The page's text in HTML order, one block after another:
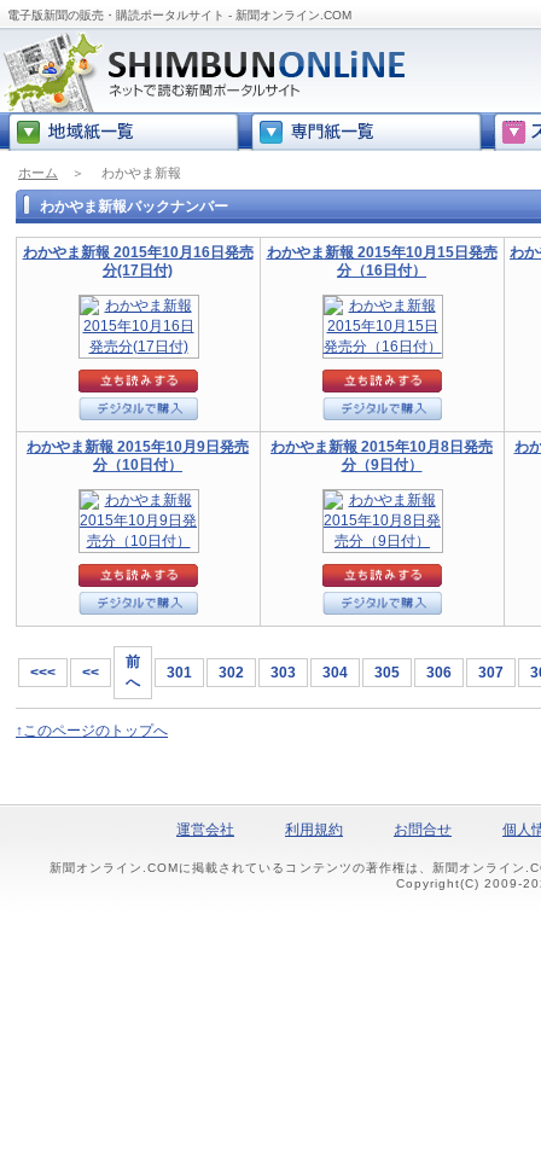
電子版新聞の販売・購読ポータルサイト - 新聞オンライン.COM
ホーム ＞ わかやま新報
わかやま新報バックナンバー
わかやま新報 2015年10月16日発売
分(17日付)
わかやま新報 2015年10月15日発売
分（16日付）
わ
わかやま新報 2015年10月9日発売
分（10日付）
わかやま新報 2015年10月8日発売
分（9日付）
わ
<<< <<
前
へ
301 302 303 304 305 306 307
↑このページのトップへ
運営会社 利用規約 お問合せ 個人
新聞オンライン.COMに掲載されているコンテンツの著作権は、新聞オンライン
Copyright(C) 2009-